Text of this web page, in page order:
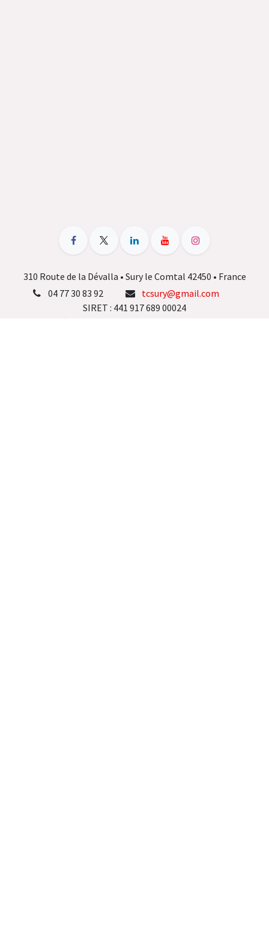
310 Route de la Dévalla • Sury le Comtal 42450 • France
04 77 30 83 92
tcsury@gmail.com
SIRET : 441 917 689 00024
Agrèment Jeunesse et Sport : 42S 022 083